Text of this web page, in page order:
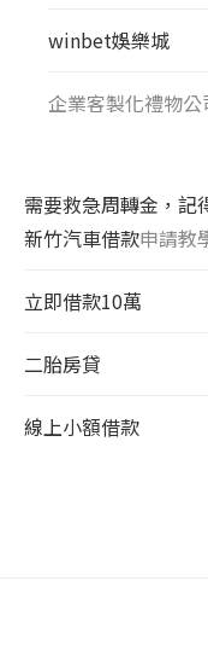
winbet娛樂城
企業客製化禮物公
需要救急周轉金，記
新竹汽車借款申請教
立即借款10萬
二胎房貸
線上小額借款